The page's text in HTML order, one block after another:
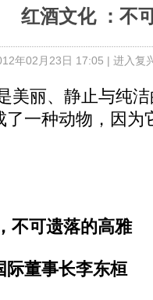
红酒文化 ：不
年02月23日 17:05 | 进入复
丽、静止与纯洁
了一种动物，因
不可遗落的高雅
际董事长李东桓